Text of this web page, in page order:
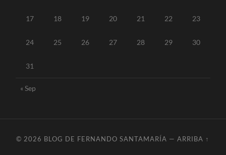
17 18 19 20 21 22 23
24 25 26 27 28 29 30
31
« Sep
© 2026 BLOG DE FERNANDO SANTAMARÍA —ARRIBA ↑